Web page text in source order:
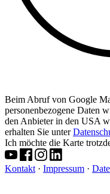
Beim Abruf von Google
personenbezogene Daten
den Anbieter in den USA
erhalten Sie unter
Ich möchte die Karte
Kontakt · Impressum ·